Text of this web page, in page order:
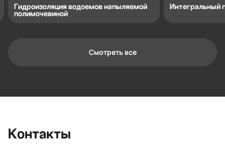
Гидроизоляция водоемов напыляемой
полимочевиной
Интегральный
Смотреть все
Контактыopt@ecotermix.ru